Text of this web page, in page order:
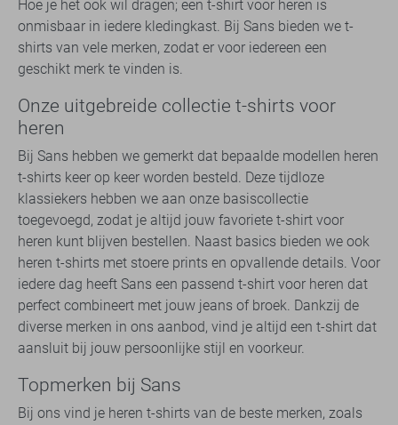
Hoe je het ook wil dragen; een t-shirt voor heren is
onmisbaar in iedere kledingkast. Bij Sans bieden we t-
shirts van vele merken, zodat er voor iedereen een
geschikt merk te vinden is.
Onze uitgebreide collectie t-shirts voor
heren
Bij Sans hebben we gemerkt dat bepaalde modellen heren
t-shirts keer op keer worden besteld. Deze tijdloze
klassiekers hebben we aan onze basiscollectie
toegevoegd, zodat je altijd jouw favoriete t-shirt voor
heren kunt blijven bestellen. Naast basics bieden we ook
heren t-shirts met stoere prints en opvallende details. Voor
iedere dag heeft Sans een passend t-shirt voor heren dat
perfect combineert met jouw jeans of broek. Dankzij de
diverse merken in ons aanbod, vind je altijd een t-shirt dat
aansluit bij jouw persoonlijke stijl en voorkeur.
Topmerken bij Sans
Bij ons vind je heren t-shirts van de beste merken, zoals